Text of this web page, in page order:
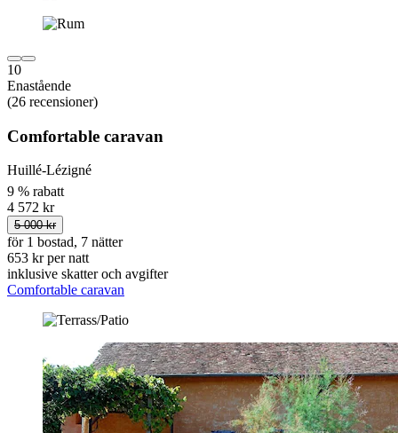
10
Enastående
(26 recensioner)
Comfortable caravan
Huillé-Lézigné
9 % rabatt
4 572 kr
5 000 kr
för 1 bostad, 7 nätter
653 kr per natt
inklusive skatter och avgifter
Comfortable caravan